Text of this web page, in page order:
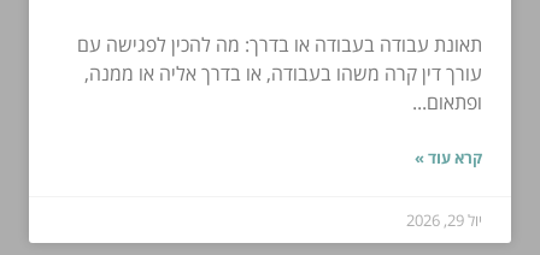
תאונת עבודה בעבודה או בדרך: מה להכין לפגישה עם
עורך דין קרה משהו בעבודה, או בדרך אליה או ממנה,
ופתאום...
קרא עוד »
יול 29, 2026